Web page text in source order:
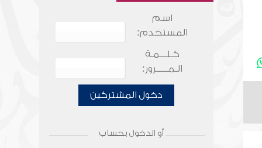
اسم
المستخدم:
كـلـــمـة
الـمـــــرور:
دخول المشتركين
أو الدخول بحساب